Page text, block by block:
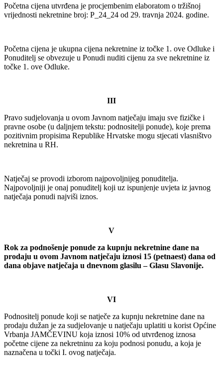
Početna cijena utvrđena je procjembenim elaboratom o tržišnoj
vrijednosti nekretnine broj: P_24_24 od 29. travnja 2024. godine.
Početna cijena je ukupna cijena nekretnine iz točke 1. ove Odluke i
Ponuditelj se obvezuje u Ponudi nuditi cijenu za sve nekretnine iz
točke 1. ove Odluke.
III
Pravo sudjelovanja u ovom Javnom natječaju imaju sve fizičke i
pravne osobe (u daljnjem tekstu: podnositelji ponude), koje prema
pozitivnim propisima Republike Hrvatske mogu stjecati vlasništvo
nekretnina u RH.
Natječaj se provodi izborom najpovoljnijeg ponuditelja.
Najpovoljniji je onaj ponuditelj koji uz ispunjenje uvjeta iz javnog
natječaja ponudi najviši iznos.
V
Rok za podnošenje ponude za kupnju nekretnine dane na
prodaju u ovom Javnom natječaju iznosi 15 (petnaest) dana od
dana objave natječaja u dnevnom glasilu – Glasu Slavonije.
VI
Podnositelj ponude koji se natječe za kupnju nekretnine dane na
prodaju dužan je za sudjelovanje u natječaju uplatiti u korist Općine
Vrbanja JAMČEVINU koja iznosi 10% od utvrđenog iznosa
početne cijene za nekretninu za koju podnosi ponudu, a koja je
naznačena u točki I. ovog natječaja.